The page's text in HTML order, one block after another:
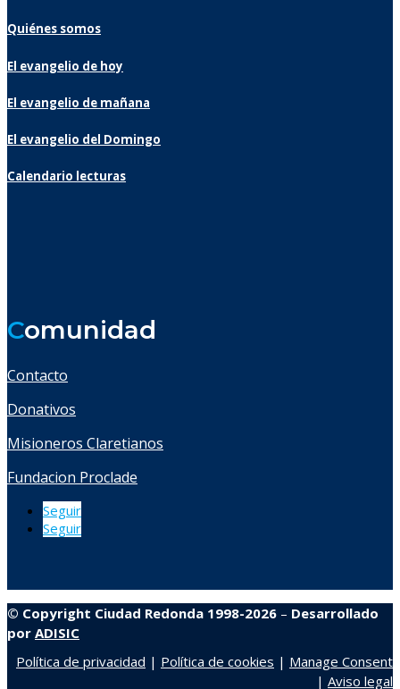
Quiénes somos
El evangelio de hoy
El evangelio de mañana
El evangelio del Domingo
Calendario lecturas
Comunidad
Contacto
Donativos
Misioneros Claretianos
Fundacion Proclade
Seguir
Seguir
© Copyright Ciudad Redonda 1998-2026 – Desarrollado
por ADISIC
Política de privacidad | Política de cookies | Manage Consent
| Aviso legal